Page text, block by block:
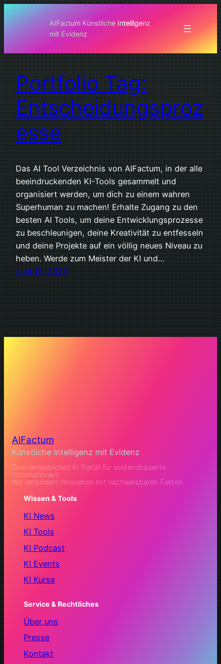
AIFactum Künstliche Intelligenz
mit Evidenz
Portfolio Tag:
Entscheidungsproz
esse
Das AI Tool Verzeichnis von AIFactum, in der alle
beeindruckenden KI-Tools gesammelt und
organisiert werden, um dich zu einem wahren
Superhuman zu machen! Erhalte Zugang zu den
besten AI Tools, um deine Entwicklungsprozesse
zu beschleunigen, deine Kreativität zu entfesseln
und deine Projekte auf ein völlig neues Niveau zu
heben. Werde zum Meister der KI und…
Juni 16, 2023
AIFactum
Künstliche Intelligenz mit Evidenz
Dein verlässliches KI Portal für evidenzbasierte
Informationen.
Wir verbinden Innovation mit nachweisbaren Fakten.
Wissen & Tools
KI News
KI Tools
KI Podcast
KI Events
KI Kurse
Service & Rechtliches
Über uns
Presse
Kontakt